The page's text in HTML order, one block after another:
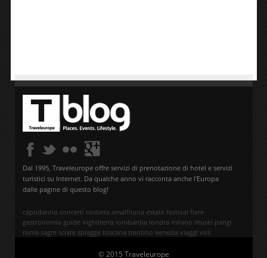
Dal 1995, Traveleurope offre servizi di prenotazione di hotel e servizi
turistici su Internet. Da qualche anno vi racconta anche l'Europa
dalle pagine di questo blog!
capodanno concerti costiera amalfitana estate festival fiere
gastronomia guide inghilterra lombardia londra milano musei parigi
roma sagre sciare spiagge toscana trentino venezia viaggi voli
© 2015 Traveleurope